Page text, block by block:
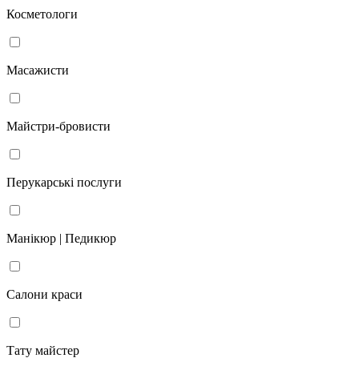
Косметологи
Масажисти
Майстри-бровисти
Перукарські послуги
Манікюр | Педикюр
Салони краси
Тату майстер